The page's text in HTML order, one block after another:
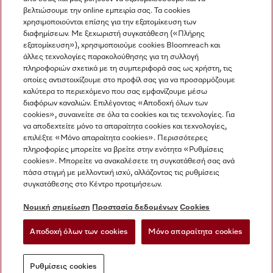
Η εταιρεία μας
Όροι και Προϋποθέσεις
Προστασία δεδομένων
Όροι Χρήσης
Δήλωση Προσβασιμότητας
Νόμος για τις ψηφιακές υπηρεσίες
Ρυθμίσεις cookies
Miele στο Instagram
Miele στο Facebook
Miele στο Youtube
βελτιώσουμε την online εμπειρία σας. Τα cookies
χρησιμοποιούνται επίσης για την εξατομίκευση των
διαφημίσεων. Με ξεχωριστή συγκατάθεση («Πλήρης
εξατομίκευση»), χρησιμοποιούμε cookies Bloomreach και
άλλες τεχνολογίες παρακολούθησης για τη συλλογή
πληροφοριών σχετικά με τη συμπεριφορά σας ως χρήστη, τις
οποίες αντιστοιχίζουμε στο προφίλ σας για να προσαρμόζουμε
καλύτερα το περιεχόμενο που σας εμφανίζουμε μέσω
διαφόρων καναλιών. Επιλέγοντας «Αποδοχή όλων των
cookies», συναινείτε σε όλα τα cookies και τις τεχνολογίες. Για
να αποδεχτείτε μόνο τα απαραίτητα cookies και τεχνολογίες,
επιλέξτε «Μόνο απαραίτητα cookies». Περισσότερες
πληροφορίες μπορείτε να βρείτε στην ενότητα «Ρυθμίσεις
cookies». Μπορείτε να ανακαλέσετε τη συγκατάθεσή σας ανά
πάσα στιγμή με μελλοντική ισχύ, αλλάζοντας τις ρυθμίσεις
συγκατάθεσης στο Κέντρο προτιμήσεων.
Νομική σημείωση Προστασία δεδομένων Cookies
Αποδοχή όλων των cookies Μόνο απαραίτητα cookies
Ρυθμίσεις cookies